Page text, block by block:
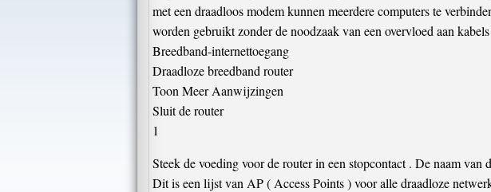
met een draadloos modem kunnen meerdere computers te
worden gebruikt zonder de noodzaak van een overvloed aan
Breedband-internettoegang
Draadloze breedband router
Toon Meer Aanwijzingen
Sluit de router
1
Steek de voeding voor de router in een stopcontact . De naam
Dit is een lijst van AP ( Access Points ) voor alle draadloze